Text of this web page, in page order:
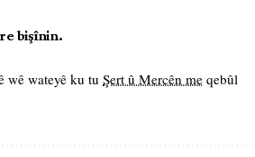
bişînin.
wê wateyê ku tu Şert û Mercên me qebûl